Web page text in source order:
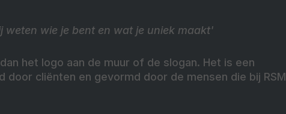
wie je bent en wat je uniek maakt'
het logo aan de muur of de slogan. Het is een
cliënten en gevormd door de mensen die bij RSM